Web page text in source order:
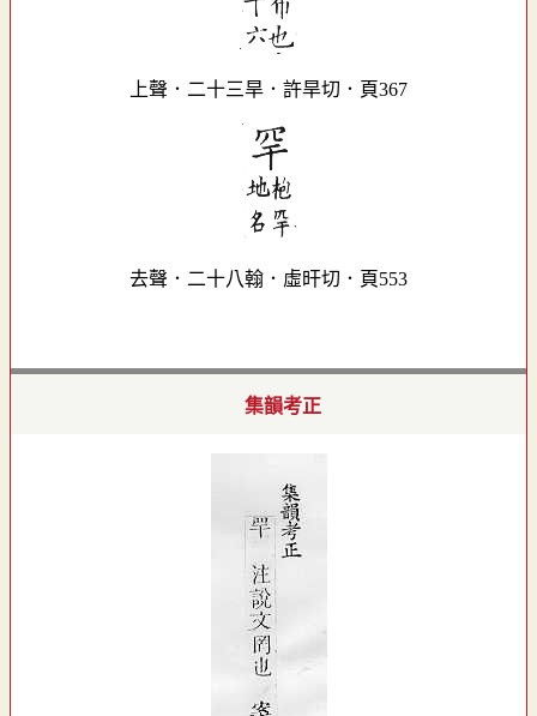
上聲．二十三旱．許旱切．頁367
去聲．二十八翰．虛旰切．頁553
集韻考正